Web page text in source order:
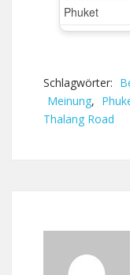
Schlagwörter:
Meinung,
Thalang Road